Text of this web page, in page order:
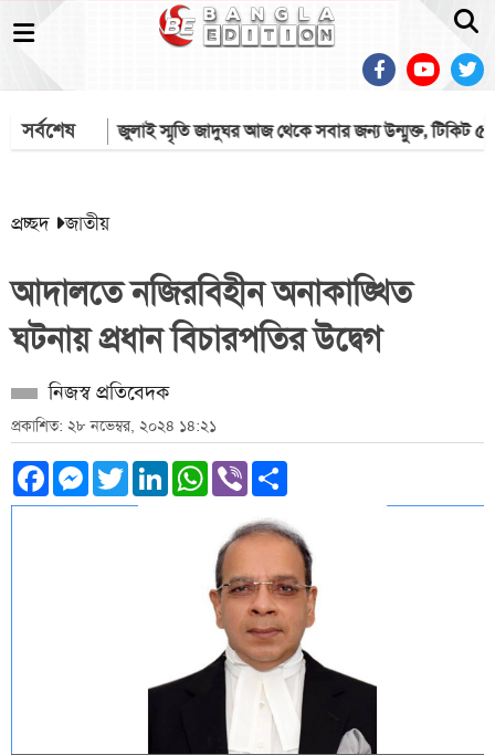
সর্বশেষ
ইসরায়েল জুলাই স্মৃতি জাদুঘর আজ থেকে সবার জন্য উন্মুক্ত, টিকিট ৫০
প্রচ্ছদ জাতীয়
আদালতে নজিরবিহীন অনাকাঙ্খিত
ঘটনায় প্রধান বিচারপতির উদ্বেগ
নিজস্ব প্রতিবেদক
প্রকাশিত: ২৮ নভেম্বর, ২০২৪ ১৪:২১
Facebook
Messenger
TwitterLinkedInWhatsApp
Viber